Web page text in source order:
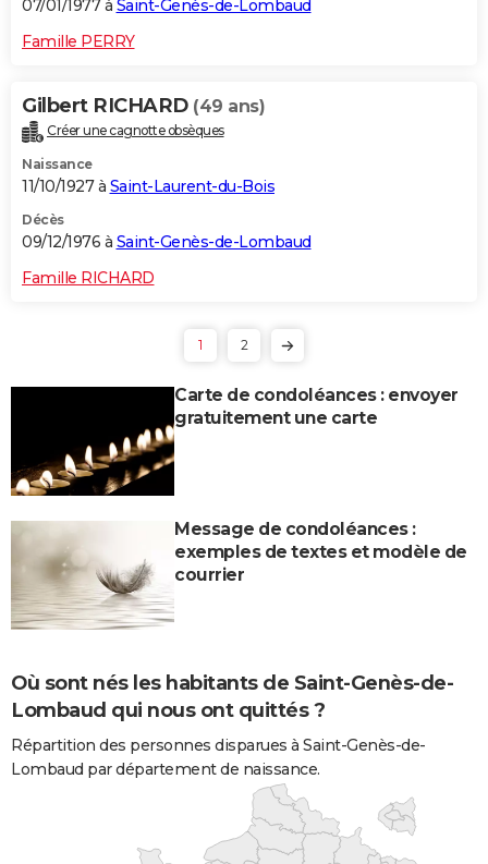
07/01/1977 à Saint-Genès-de-Lombaud
Famille PERRY
Gilbert RICHARD (49 ans)
Créer une cagnotte obsèques
Naissance
11/10/1927 à Saint-Laurent-du-Bois
Décès
09/12/1976 à Saint-Genès-de-Lombaud
Famille RICHARD
1 2
Carte de condoléances : envoyer
gratuitement une carte
Message de condoléances :
exemples de textes et modèle de
courrier
Où sont nés les habitants de Saint-Genès-de-
Lombaud qui nous ont quittés ?
Répartition des personnes disparues à Saint-Genès-de-
Lombaud par département de naissance.